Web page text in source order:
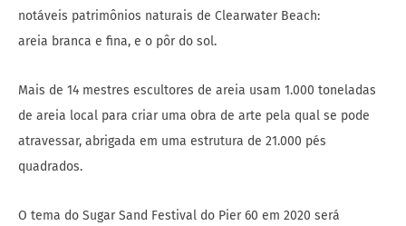
notáveis patrimônios naturais de Clearwater Beach:
areia branca e fina, e o pôr do sol.
Mais de 14 mestres escultores de areia usam 1.000 toneladas
de areia local para criar uma obra de arte pela qual se pode
atravessar, abrigada em uma estrutura de 21.000 pés
quadrados.
O tema do Sugar Sand Festival do Pier 60 em 2020 será